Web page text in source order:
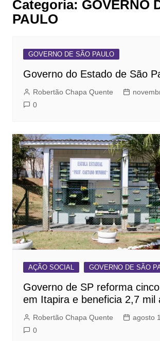
Categoria: GOVERNO
PAULO
GOVERNO DE SÃO PAULO
Governo do Estado de São
Robertão Chapa Quente
0
AÇÃO SOCIAL GOVERNO DE SÃO
Governo de SP reforma
em Itapira e beneficia 2,7 mil
Robertão Chapa Quente
agosto
0